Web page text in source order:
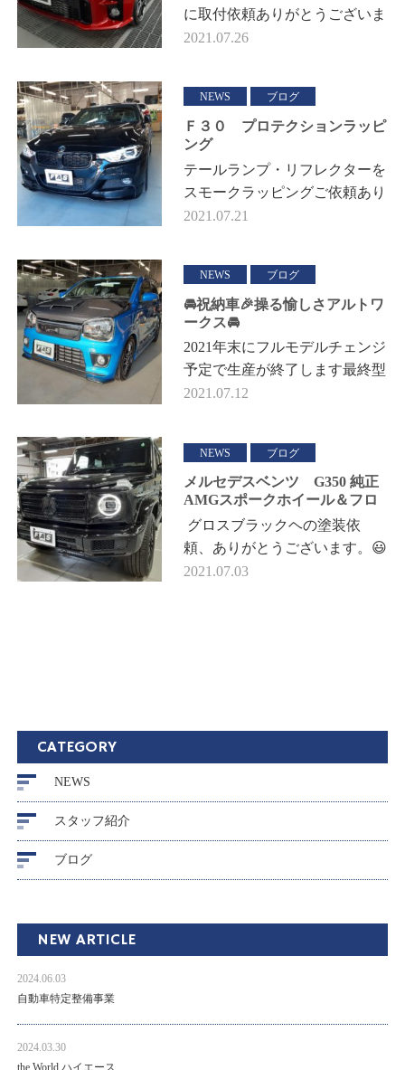
に取付依頼ありがとうございま
す😁 ノーマルのスポイラー❗ド
はず…
2021.07.26
NEWS ブログ
Ｆ３０ プロテクションラッピ
ング
テールランプ・リフレクターを
スモークラッピングご依頼あり
がとうございます😊 ラッピン
ュ…
2021.07.21
NEWS ブログ
🚘祝納車🎉操る愉しさアルトワ
ークス🚘
2021年末にフルモデルチェンジ
予定で生産が終了します最終型
アルトワークスを新車でご注文
納期は…
2021.07.12
NEWS ブログ
メルセデスベンツ G350 純正
AMGスポークホイール＆フロ
ントグリル塗装
グロスブラックヘの塗装依
頼、ありがとうございます。😃
弊社の塗装場、一番奥にはリフ
2021.07.03
CATEGORY
NEWS
スタッフ紹介
ブログ
NEW ARTICLE
2024.06.03
自動車特定整備事業
2024.03.30
the World ハイエース